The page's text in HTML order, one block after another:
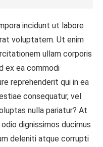
incidunt ut labore
voluptatem. Ut enim
ullam corporis
ex ea commodi
reprehenderit qui in ea
consequatur, vel
nulla pariatur? At
dignissimos ducimus
deleniti atque corrupti